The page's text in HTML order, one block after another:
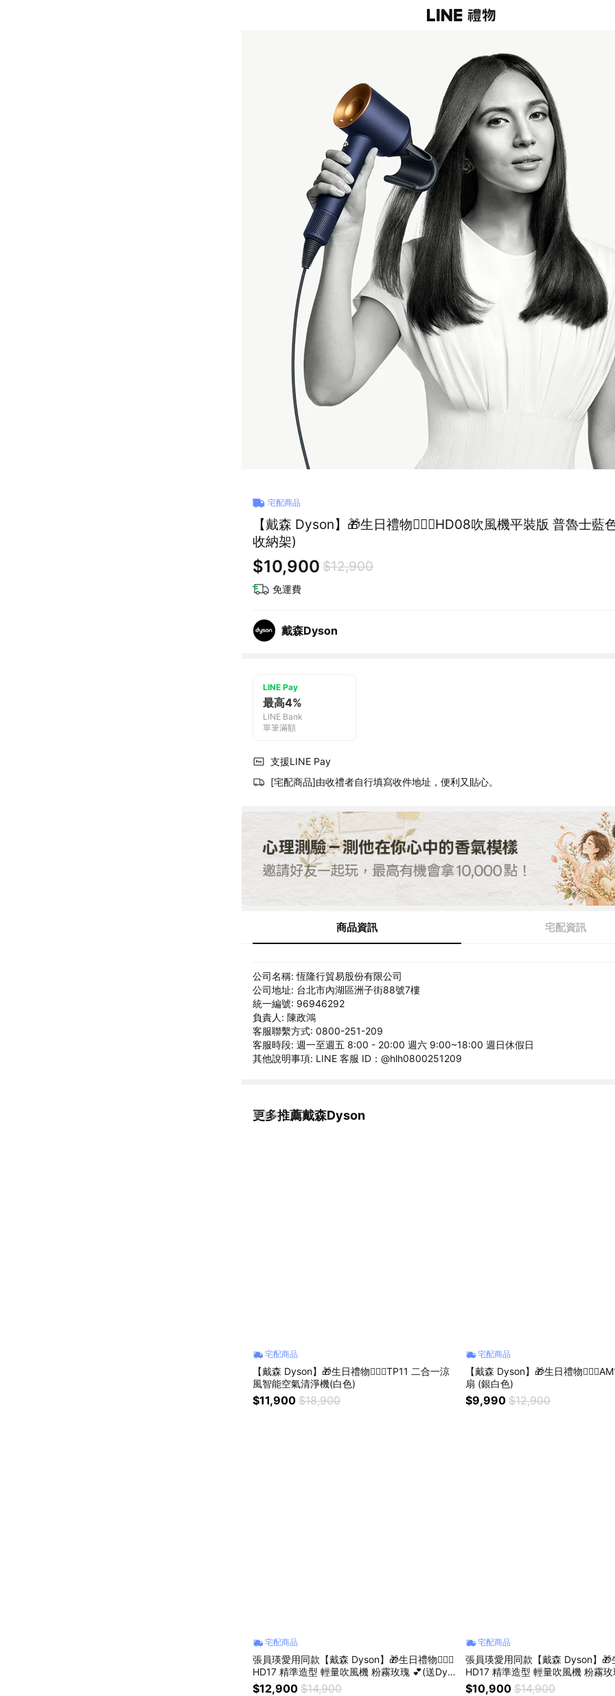
宅配商品
【戴森 Dyson】🎁生日禮物👩‍❤️‍👨HD08吹風機平裝版 普魯士藍
收納架)
$10,900 $12,900
免運費
戴森Dyson
LINE Pay
最高4%
LINE Bank
單筆滿額
支援LINE Pay
[宅配商品]由收禮者自行填寫收件地址，便利又貼心。
商品資訊 宅配資訊
公司名稱: 恆隆行貿易股份有限公司
公司地址: 台北市內湖區洲子街88號7樓
統一編號: 96946292
負責人: 陳政鴻
客服聯繫方式: 0800-251-209
客服時段: 週一至週五 8:00 - 20:00 週六 9:00~18:00 週日休假日
其他說明事項: LINE 客服 ID：@hlh0800251209
更多推薦戴森Dyson
看更多
宅配商品
【戴森 Dyson】🎁生日禮物👩‍❤️‍👨TP11 二合一涼
風智能空氣清淨機(白色)
$11,900 $18,900
宅配商品
【戴森 Dyson】🎁生日禮物
扇 (銀白色)
$9,990 $12,900
宅配商品
張員瑛愛用同款【戴森 Dyson】🎁生日禮物👩‍❤️‍👨
HD17 精準造型 輕量吹風機 粉霧玫瑰 💕(送Dys
on底座+捲髮烘罩)
$12,900 $14,900
宅配商品
張員瑛愛用同款【戴森 Dyson】🎁
HD17 精準造型 輕量吹風機 粉霧
on捲髮烘罩)
$10,900 $14,900